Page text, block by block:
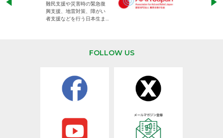
ACC21は、アジア諸国の現
地NGOと連携し4つの“流
れ”と人づくりを推進してい
権利が守られた
FOLLOW US